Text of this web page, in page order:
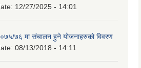
12/27/2025 - 14:01
७६ मा संचालन हुने योजनाहरुको विवरण
08/13/2018 - 14:11